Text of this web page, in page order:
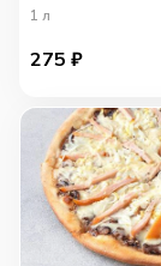
1 л
275 ₽